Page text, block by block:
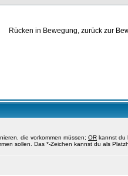
Rücken in Bewegung, zurück zur
die vorkommen müssen; OR kannst du
sollen. Das *-Zeichen kannst du als